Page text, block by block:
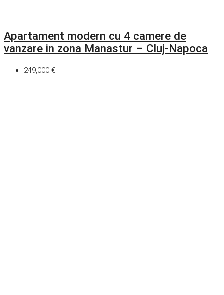
Apartament modern cu 4 camere de
vanzare in zona Manastur – Cluj-Napoca
249,000 €